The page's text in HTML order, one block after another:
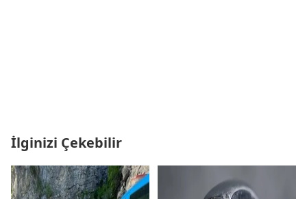
İlginizi Çekebilir